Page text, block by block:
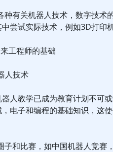
种有关机器人技术，数字技术
尝试实际技术，例如3D打印
工程师的基础
人技术
人教学已成为教育计划不可
电子和编程的基础知识，这
子和比赛，如中国机器人竞赛